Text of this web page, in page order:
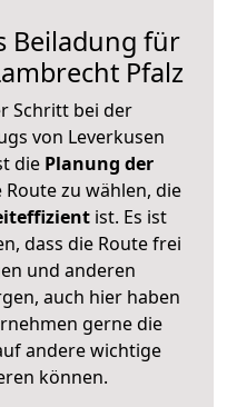
Beiladung für
Pfalz
Schritt bei der
von Leverkusen
diePlanung der
Route zu wählen, die
ist. Es ist
dass die Route frei
und anderen
auch hier haben
gerne die
andere wichtige
können.